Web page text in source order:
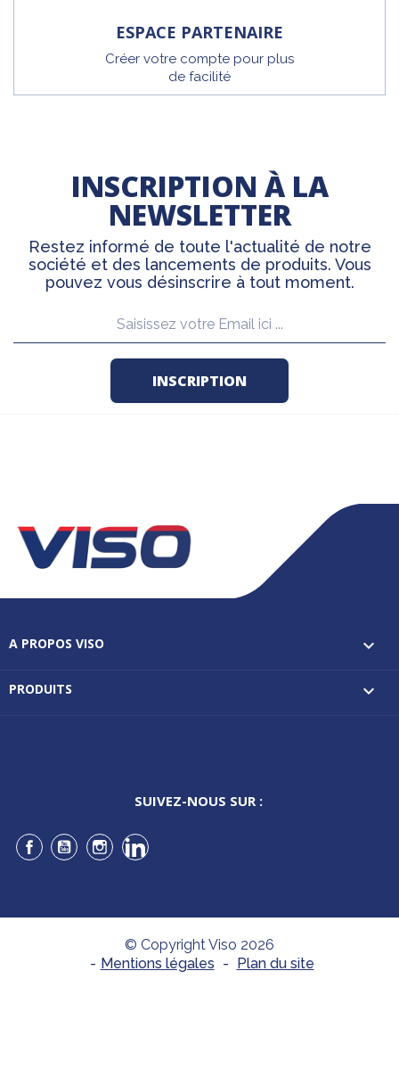
ESPACE PARTENAIRE
Créer votre compte pour plus
de facilité
INSCRIPTION À LA
NEWSLETTER
Restez informé de toute l'actualité de notre
société et des lancements de produits. Vous
pouvez vous désinscrire à tout moment.
A PROPOS VISO 
PRODUITS 
SUIVEZ-NOUS SUR :
Facebook
YouTubeInstagramLinkedIn
© Copyright Viso 2026
- Mentions légales - Plan du site